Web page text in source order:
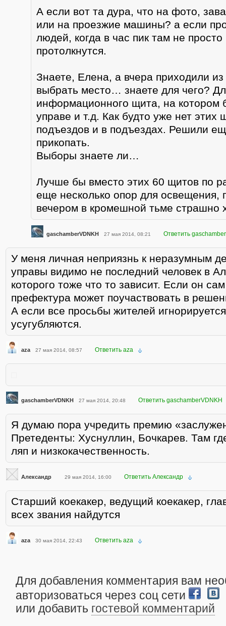
А если вот та дура, что на фото,
или на проезжие машины? а если
людей, когда в час пик там не
протолкнутся.
Знаете, Елена, а вчера приходили
выбрать место… знаете для чего?
информационного щита, на котором
управе и т.д. Как будто уже нет этих
подъездов и в подъездах. Решили
прикопать.
Выборы знаете ли…
Лучше бы вместо этих 60 щитов по
еще несколько опор для освещения,
вечером в кромешной тьме страшно
gaschamberVDNKH 27 мая 2014, 08:21 Ответить
У меня личная неприязнь к неразумным
управы видимо не последний человек в
которого тоже что то зависит. Если он
префектура может поучаствовать в
А если все просьбы жителей
усугубляются.
aza 27 мая 2014, 08:57 Ответить aza
gaschamberVDNKH 27 мая 2014, 20:48 Ответить gaschamberVDNKH
Я думаю пора учредить премию
Претеденты: Хуснуллин, Бочкарев. Там
ляп и низкокачественность.
Александр 29 мая 2014, 16:00 Ответить Александр
Старший коекакер, ведущий коекакер,
всех звания найдутся
aza 30 мая 2014, 22:43 Ответить aza
Для добавления комментария вам
авторизоваться через соц сети
или добавить гостевой комментарий